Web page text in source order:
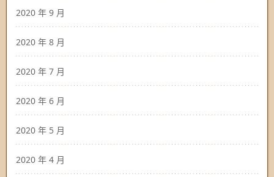
2020 年 9 月
2020 年 8 月
2020 年 7 月
2020 年 6 月
2020 年 5 月
2020 年 4 月